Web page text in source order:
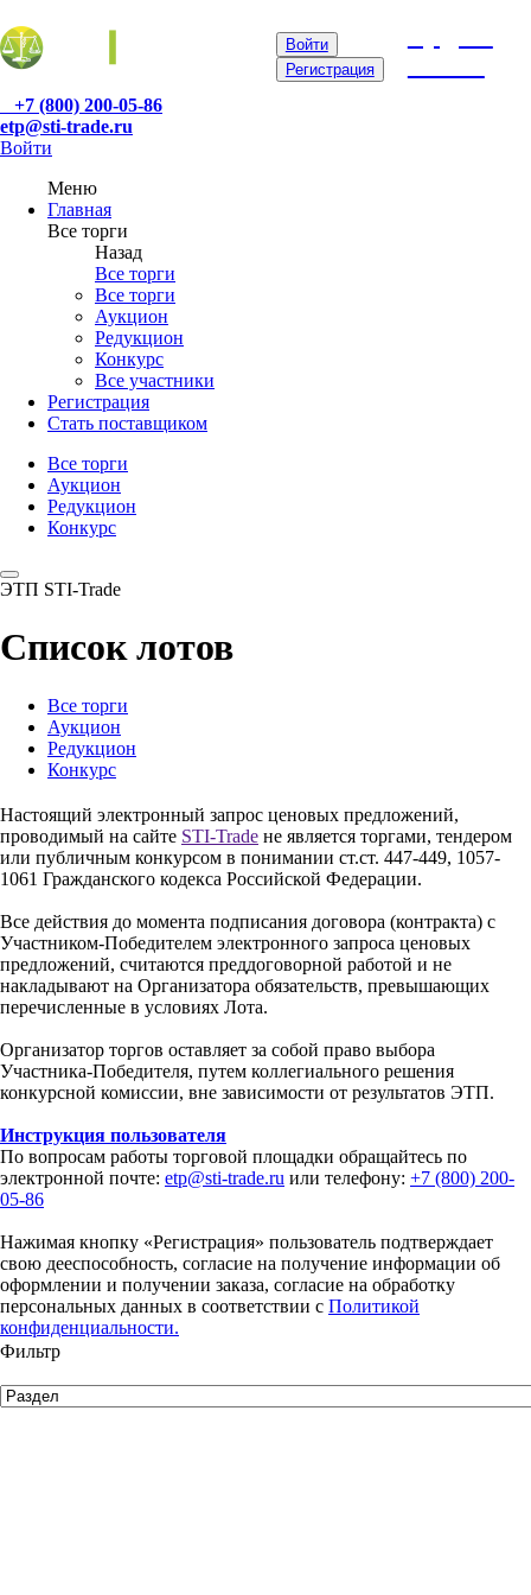
Войти
Регистрация
+7 (800) 200-05-86
etp@sti-trade.ru
Войти
Меню
Главная
Все торги
Назад
Все торги
Все торги
Аукцион
Редукцион
Конкурс
Все участники
Регистрация
Стать поставщиком
Все торги
Аукцион
Редукцион
Конкурс
ЭТП STI-Trade
Список лотов
Все торги
Аукцион
Редукцион
Конкурс
Настоящий электронный запрос ценовых предложений,
проводимый на сайте STI-Trade не является торгами, тендером
или публичным конкурсом в понимании ст.ст. 447-449, 1057-
1061 Гражданского кодекса Российской Федерации.
Все действия до момента подписания договора (контракта) с
Участником-Победителем электронного запроса ценовых
предложений, считаются преддоговорной работой и не
накладывают на Организатора обязательств, превышающих
перечисленные в условиях Лота.
Организатор торгов оставляет за собой право выбора
Участника-Победителя, путем коллегиального решения
конкурсной комиссии, вне зависимости от результатов ЭТП.
Инструкция пользователя
По вопросам работы торговой площадки обращайтесь по
электронной почте: etp@sti-trade.ru или телефону: +7 (800) 200-
05-86
Нажимая кнопку «Регистрация» пользователь подтверждает
свою дееспособность, согласие на получение информации об
оформлении и получении заказа, согласие на обработку
персональных данных в соответствии с Политикой
конфиденциальности.
Фильтр